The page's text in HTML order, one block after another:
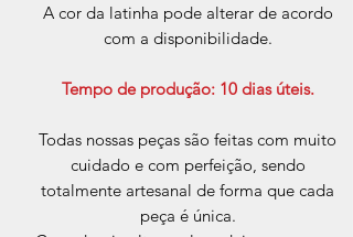
A cor da latinha pode alterar de acordo
com a disponibilidade.
Tempo de produção: 10 dias úteis.
Todas nossas peças são feitas com muito
cuidado e com perfeição, sendo
totalmente artesanal de forma que cada
peça é única.